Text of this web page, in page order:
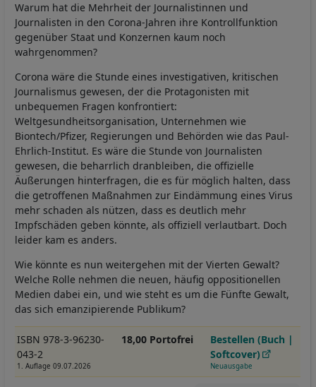
Warum hat die Mehrheit der Journalistinnen und
Journalisten in den Corona-Jahren ihre Kontrollfunktion
gegenüber Staat und Konzernen kaum noch
wahrgenommen?
Corona wäre die Stunde eines investigativen, kritischen
Journalismus gewesen, der die Protagonisten mit
unbequemen Fragen konfrontiert:
Weltgesundheitsorganisation, Unternehmen wie
Biontech/Pfizer, Regierungen und Behörden wie das Paul-
Ehrlich-Institut. Es wäre die Stunde von Journalisten
gewesen, die beharrlich dranbleiben, die offizielle
Äußerungen hinterfragen, die es für möglich halten, dass
die getroffenen Maßnahmen zur Eindämmung eines Virus
mehr schaden als nützen, dass es deutlich mehr
Impfschäden geben könnte, als offiziell verlautbart. Doch
leider kam es anders.
Wie könnte es nun weitergehen mit der Vierten Gewalt?
Welche Rolle nehmen die neuen, häufig oppositionellen
Medien dabei ein, und wie steht es um die Fünfte Gewalt,
das sich emanzipierende Publikum?
ISBN 978-3-96230-
043-2
1. Auflage 09.07.2026
18,00 Portofrei
Bestellen (Buch |
Softcover)
Neuausgabe